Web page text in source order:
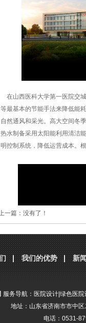
在山西医科大学第一医院交
等最基本的节能手法来降低能
自然通风和采光。高大空间冬
热水制备采用太阳能利用清洁
明控制系统，降低运营成本。
一篇：没有了！
我们的优势 新
服务导航： 医院设计 绿色医院
地址：山东省济南市市中
电话：0531-